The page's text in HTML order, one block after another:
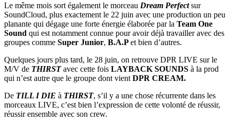
Le même mois sort également le morceau Dream Perfectsur
SoundCloud, plus exactement le 22 juin avec une production un peu
planante qui dégage une forte énergie élaborée par la Team One
Sound qui est notamment connue pour avoir déjà travailler avec des
groupes comme Super Junior, B.A.Pet bien d’autres.
Quelques jours plus tard, le 28 juin, on retrouve DPR LIVE sur le
M/V de THIRSTavec cette fois LAYBACK SOUNDS à la prod
qui n’est autre que le groupe dont vient DPR CREAM.
De TILL I DIE à THIRST, s’il y a une chose récurrente dans les
morceaux LIVE, c’est bien l’expression de cette volonté de réussir,
réussir ensemble avec son crew.